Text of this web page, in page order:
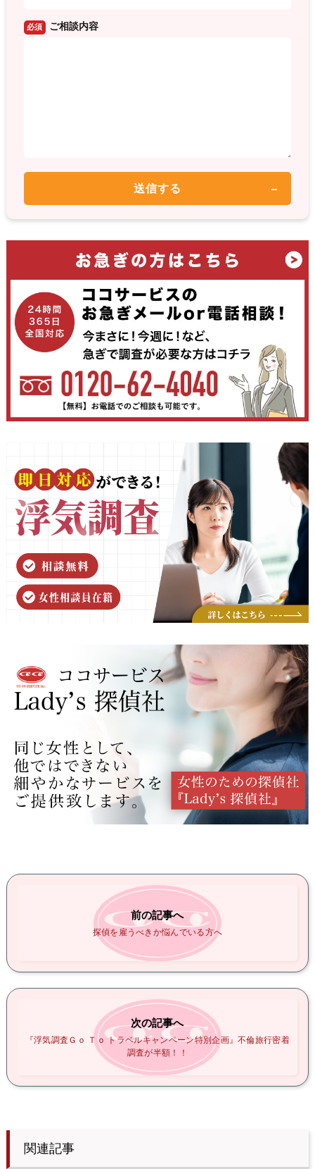
必須 ご相談内容
前の記事へ
探偵を雇うべきか悩んでいる方へ
次の記事へ
『浮気調査Ｇｏ Ｔｏ トラベルキャンペーン特別企画』不倫旅行密着
調査が半額！！
関連記事